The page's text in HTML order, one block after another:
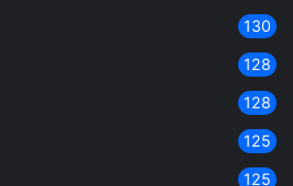
130
128
128
125
125